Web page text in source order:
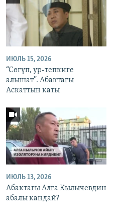
ИЮЛЬ 15, 2026
“Сөгүп, ур-тепкиге
алышат”. Абактагы
Аскаттын каты
ИЮЛЬ 13, 2026
Абактагы Алга Кылычевдин
абалы кандай?